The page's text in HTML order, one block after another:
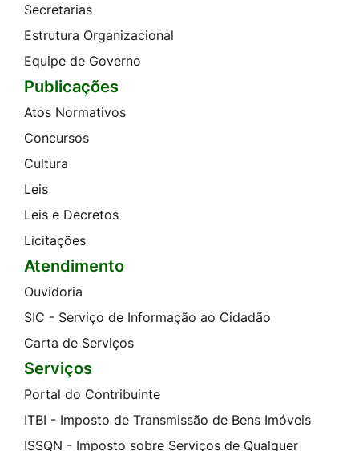
Secretarias
Estrutura Organizacional
Equipe de Governo
Publicações
Atos Normativos
Concursos
Cultura
Leis
Leis e Decretos
Licitações
Atendimento
Ouvidoria
SIC - Serviço de Informação ao Cidadão
Carta de Serviços
Serviços
Portal do Contribuinte
ITBI - Imposto de Transmissão de Bens Imóveis
ISSQN - Imposto sobre Serviços de Qualquer